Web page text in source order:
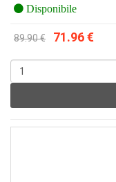
Disponibile
89.90 € 71.96 €